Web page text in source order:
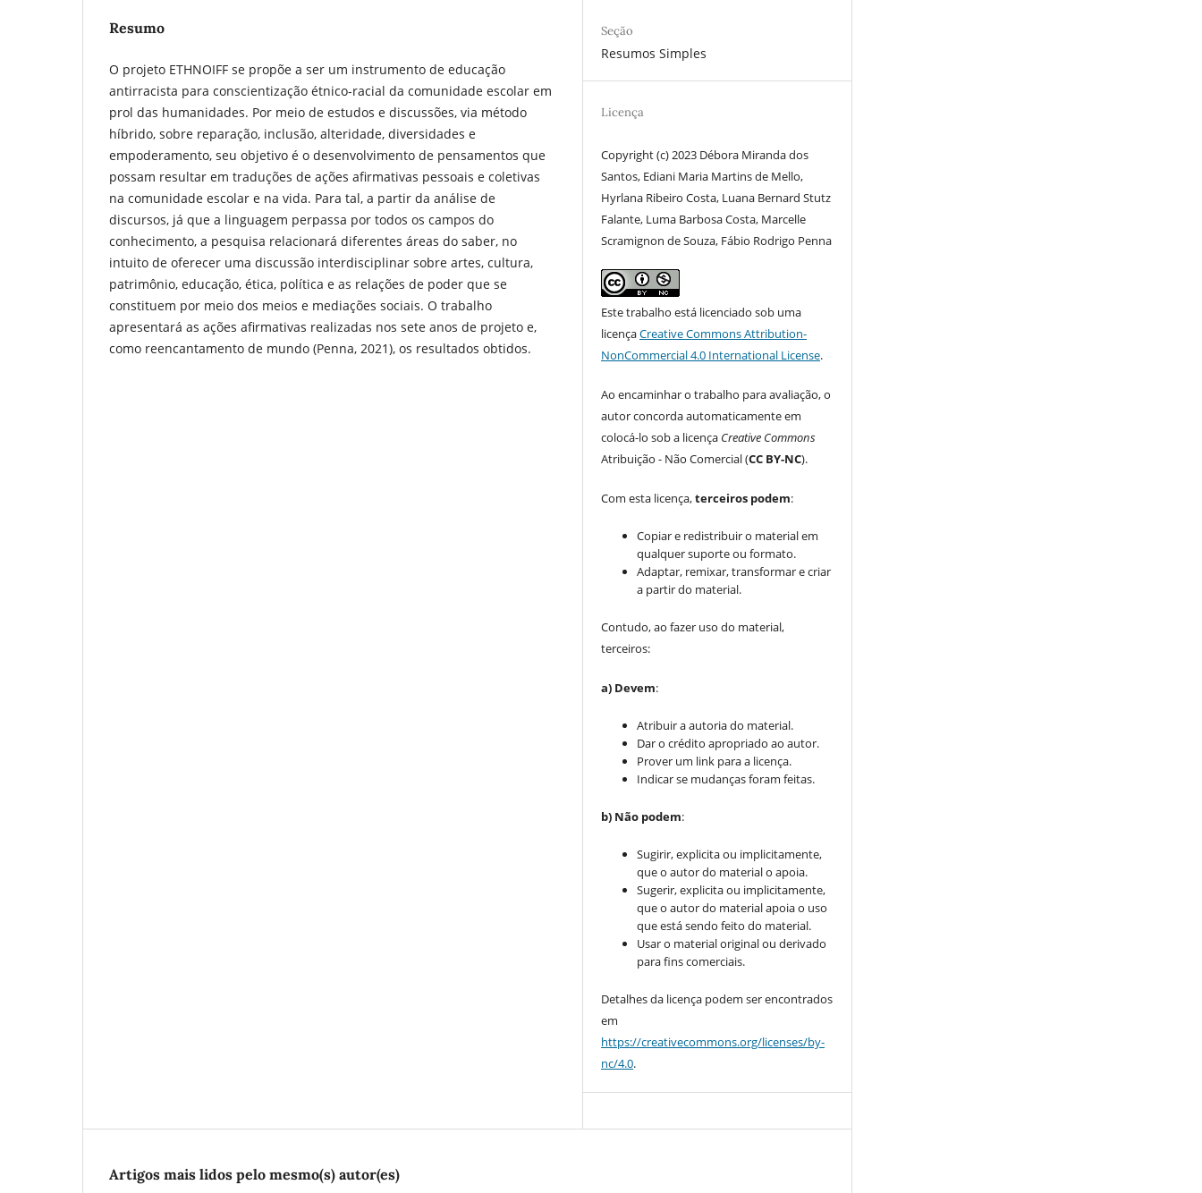
Resumo
O projeto ETHNOIFF se propõe a ser um instrumento de educação
antirracista para conscientização étnico-racial da comunidade escolar em
prol das humanidades. Por meio de estudos e discussões, via método
híbrido, sobre reparação, inclusão, alteridade, diversidades e
empoderamento, seu objetivo é o desenvolvimento de pensamentos que
possam resultar em traduções de ações afirmativas pessoais e coletivas
na comunidade escolar e na vida. Para tal, a partir da análise de
discursos, já que a linguagem perpassa por todos os campos do
conhecimento, a pesquisa relacionará diferentes áreas do saber, no
intuito de oferecer uma discussão interdisciplinar sobre artes, cultura,
patrimônio, educação, ética, política e as relações de poder que se
constituem por meio dos meios e mediações sociais. O trabalho
apresentará as ações afirmativas realizadas nos sete anos de projeto e,
como reencantamento de mundo (Penna, 2021), os resultados obtidos.
Seção
Resumos Simples
Licença
Copyright (c) 2023 Débora Miranda dos
Santos, Ediani Maria Martins de Mello,
Hyrlana Ribeiro Costa, Luana Bernard Stutz
Falante, Luma Barbosa Costa, Marcelle
Scramignon de Souza, Fábio Rodrigo Penna
Este trabalho está licenciado sob uma
licençaCreative Commons Attribution-
NonCommercial 4.0 International License.
Ao encaminhar o trabalho para avaliação, o
autor concorda automaticamente em
colocá-lo sob a licença Creative Commons
Atribuição - Não Comercial (CC BY-NC).
Com esta licença,terceiros podem:
Copiar e redistribuir o material em
qualquer suporte ou formato.
Adaptar, remixar, transformar e criar
a partir do material.
Contudo, ao fazer uso do material,
terceiros:
a) Devem:
Atribuir a autoria do material.
Dar o crédito apropriado ao autor.
Prover um link para a licença.
Indicar se mudanças foram feitas.
b) Não podem:
Sugirir, explicita ou implicitamente,
que o autor do material o apoia.
Sugerir, explicita ou implicitamente,
que o autor do material apoia o uso
que está sendo feito do material.
Usar o material original ou derivado
para fins comerciais.
Detalhes da licença podem ser encontrados
em
https://creativecommons.org/licenses/by-
nc/4.0.
Artigos mais lidos pelo mesmo(s) autor(es)